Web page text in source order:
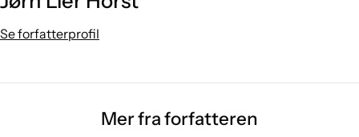
Se forfatterprofil
Mer fra forfatteren